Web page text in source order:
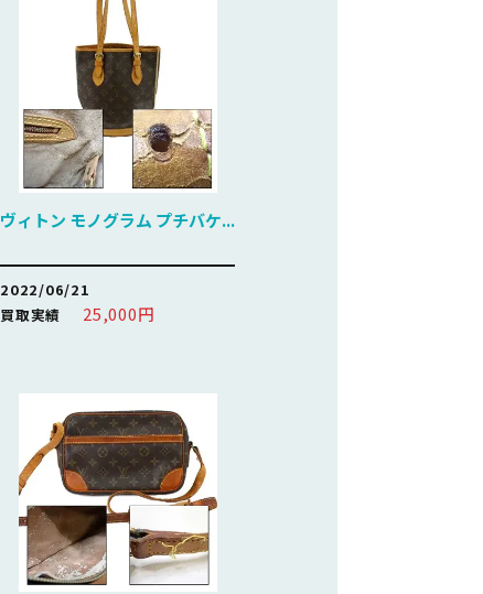
ヴィトン モノグラム プチバケ...
2022/06/21
買取実績
25,000円